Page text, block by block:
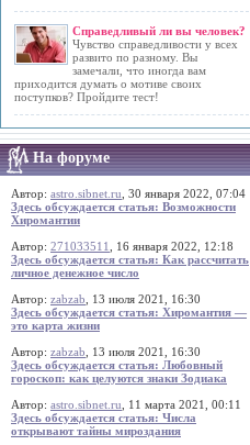
Справедливый ли вы человек?
Чувство справедливости у всех
развито по разному. Вы
замечали, что иногда вам
приходится думать о мотиве своих
поступков? Пройдите тест!
На форуме
Автор: astro.sibnet.ru , 30 января 2022, 07:04
Здесь обсуждается статья: Возможности
Хиромантии
Автор: 271033511
, 16 января 2022, 12:18
Здесь обсуждается статья: Как рассчитать
личное денежное число
Автор: zabzab , 13 июля 2021, 16:30
Здесь обсуждается статья: Хиромантия —
это карта жизни
Автор: zabzab , 13 июля 2021, 16:30
Здесь обсуждается статья: Любовный
гороскоп: как целуются знаки Зодиака
Автор: astro.sibnet.ru , 11 марта 2021, 00:11
Здесь обсуждается статья: Числа
открывают тайны мироздания